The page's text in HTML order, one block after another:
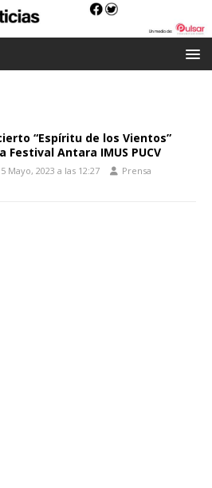
“Espíritu de los Vientos”
Festival Antara IMUS PUCV
Mayo, 2023 a las 12:27 Prensa